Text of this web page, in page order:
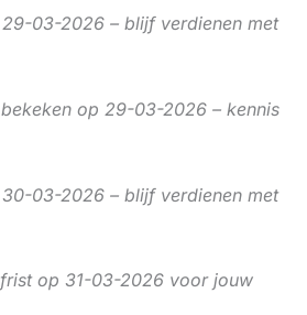
03-2026 – blijf verdienen met
op 29-03-2026 – kennis
03-2026 – blijf verdienen met
op 31-03-2026 voor jouw